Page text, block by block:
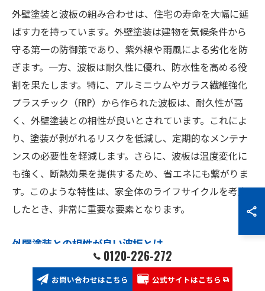
外壁塗装と波板の組み合わせは、住宅の寿命を大幅に延
ばす力を持っています。外壁塗装は建物を気候条件から
守る第一の防御策であり、紫外線や雨風による劣化を防
ぎます。一方、波板は耐久性に優れ、防水性を高める役
割を果たします。特に、アルミニウムやガラス繊維強化
プラスチック（FRP）から作られた波板は、耐久性が高
く、外壁塗装との相性が良いとされています。これによ
り、塗装が剥がれるリスクを低減し、定期的なメンテナ
ンスの必要性を軽減します。さらに、波板は温度変化に
も強く、断熱効果を提供するため、省エネにも繋がりま
す。このような特性は、家全体のライフサイクルを考慮
したとき、非常に重要な要素となります。
外壁塗装との相性が良い波板とは
外壁塗装と相性の良い波板を選ぶことは、家の保護性能
を最大化するために重要です。一般的に、アルミニウム
0120-226-272
お問い合わせはこちら 公式サイトはこちら